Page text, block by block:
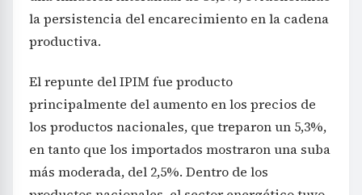
la persistencia del encarecimiento en la cadena
productiva.
El repunte del IPIM fue producto
principalmente del aumento en los precios de
los productos nacionales, que treparon un 5,3%,
en tanto que los importados mostraron una suba
más moderada, del 2,5%. Dentro de los